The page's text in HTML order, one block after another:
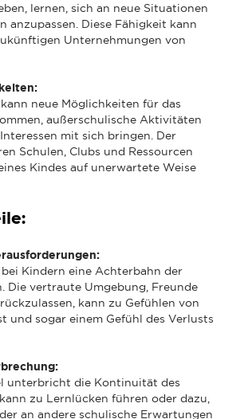
lernen, sich an neue Situationen
anzupassen. Diese Fähigkeit kann
Unternehmungen von
neue Möglichkeiten für das
außerschulische Aktivitäten
mit sich bringen. Der
Schulen, Clubs und Ressourcen
Kindes auf unerwartete Weise
Kindern eine Achterbahn der
Die vertraute Umgebung, Freunde
kann zu Gefühlen von
und sogar einem Gefühl des Verlusts
unterbricht die Kontinuität des
zu Lernlücken führen oder dazu,
an andere schulische Erwartungen